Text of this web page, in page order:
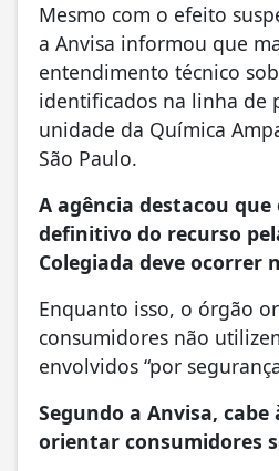
Mesmo com o efeito
a Anvisa informou que
entendimento técnico
identificados na linha de
unidade da Química
São Paulo.
A agência destacou
definitivo do recurso
Colegiada deve ocorrer
Enquanto isso, o órgão
consumidores não
envolvidos “por
Segundo a Anvisa, cabe
orientar consumidores